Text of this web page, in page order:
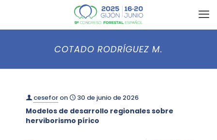
COTADO RODRÍGUEZ M.
cesefor on 30 de junio de 2026
Modelos de desarrollo regionales sobre
herviborismo pírico